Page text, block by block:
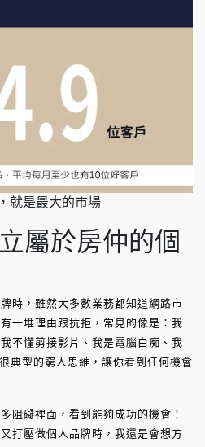
就是最大的市場
屬於房仲的個
，雖然大多數業務都知道網路市
一堆理由跟抗拒，常見的像是：我
不懂剪接影片、我是電腦白痴、我
典型的窮人思維，讓你看到任何機會
礙裡面，看到能夠成功的機會！
打壓做個人品牌時，我還是會想方